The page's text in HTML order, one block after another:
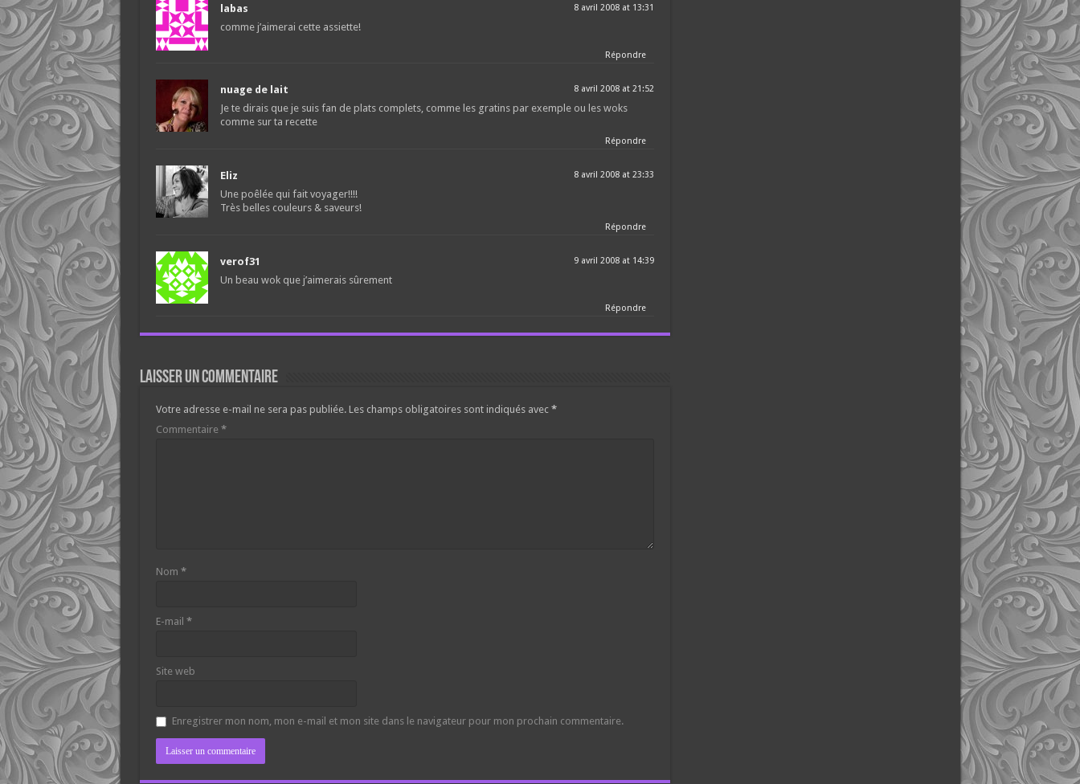
labas 8 avril 2008 at 13:31
comme j’aimerai cette assiette!
Répondre
nuage de lait 8 avril 2008 at 21:52
Je te dirais que je suis fan de plats complets, comme les gratins par exemple ou les woks
comme sur ta recette
Répondre
Eliz 8 avril 2008 at 23:33
Une poêlée qui fait voyager!!!!
Très belles couleurs & saveurs!
Répondre
verof31 9 avril 2008 at 14:39
Un beau wok que j’aimerais sûrement
Répondre
Laisser un commentaire
Votre adresse e-mail ne sera pas publiée. Les champs obligatoires sont indiqués avec *
Commentaire *
Nom *
E-mail *
Site web
Enregistrer mon nom, mon e-mail et mon site dans le navigateur pour mon prochain commentaire.